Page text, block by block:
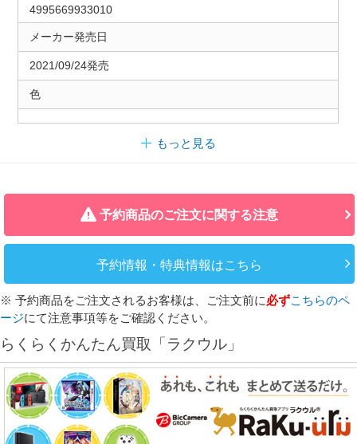
4995669933010
メーカー発売日
2021/09/24発売
色
もっと見る
予約商品のご注文に関する注意
予約情報・特典情報はこちら
※ 予約商品をご注文されるお客様は、ご注文前に必ずこちらのペ
ージにて注意事項等をご確認ください。
らくらくかんたん買取「ラクウル」